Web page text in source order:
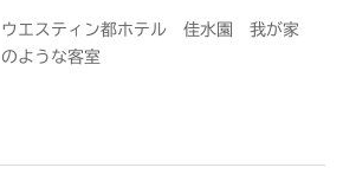
ウエスティン都ホテル 佳水園 我が家
のような客室